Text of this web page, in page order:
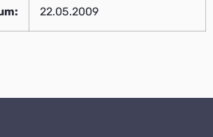
22.05.2009